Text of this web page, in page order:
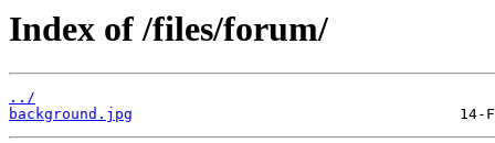
Index of /files/forum/
../
background.jpg